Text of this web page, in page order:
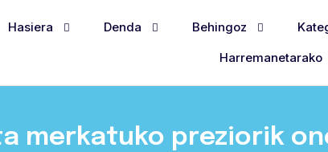
Hasiera Denda Behingoz
Harremanetarako
merkatuko preziorik